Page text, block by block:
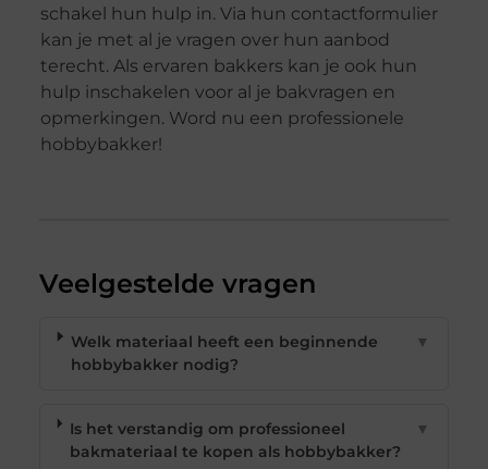
schakel hun hulp in. Via hun contactformulier
kan je met al je vragen over hun aanbod
terecht. Als ervaren bakkers kan je ook hun
hulp inschakelen voor al je bakvragen en
opmerkingen. Word nu een professionele
hobbybakker!
Veelgestelde vragen
Welk materiaal heeft een beginnende
hobbybakker nodig?
▼
Is het verstandig om professioneel
bakmateriaal te kopen als hobbybakker?
▼